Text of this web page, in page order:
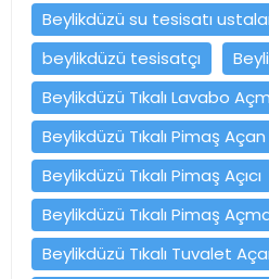
Beylikdüzü su tesisatı
beylikdüzü tesisatçı
Beylikdüzü Tıkalı Lavabo
Beylikdüzü Tıkalı Pimaş Açan
Beylikdüzü Tıkalı Pimaş Açıcı
Beylikdüzü Tıkalı Pimaş
Beylikdüzü Tıkalı Tuvalet